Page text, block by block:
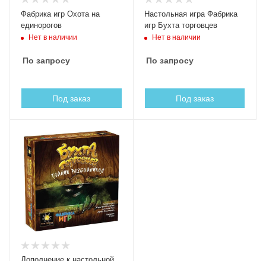
Фабрика игр Охота на
единорогов
Нет в наличии
По запросу
Под заказ
Настольная игра Фабрика
игр Бухта торговцев
Нет в наличии
По запросу
Под заказ